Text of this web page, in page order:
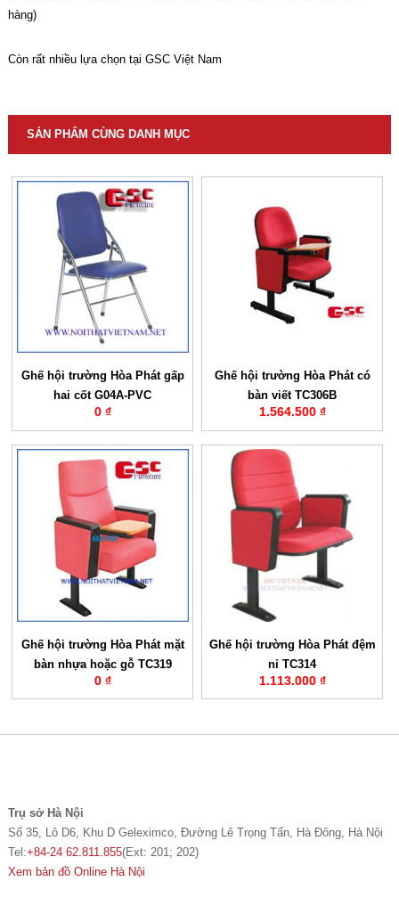
hàng)
Còn rất nhiều lựa chọn tại GSC Việt Nam
SẢN PHẨM CÙNG DANH MỤC
Ghế hội trường Hòa Phát gấp
hai cốt G04A-PVC
0 ₫
Ghế hội trường Hòa Phát có
bàn viết TC306B
1.564.500 ₫
Ghế hội trường Hòa Phát mặt
bàn nhựa hoặc gỗ TC319
0 ₫
Ghế hội trường Hòa Phát đệm
nỉ TC314
1.113.000 ₫
Trụ sở Hà Nội
Số 35, Lô D6, Khu D Geleximco, Đường Lê Trọng Tấn, Hà Đông, Hà Nội
Tel:+84-24 62.811.855(Ext: 201; 202)
Xem bản đồ Online Hà Nội